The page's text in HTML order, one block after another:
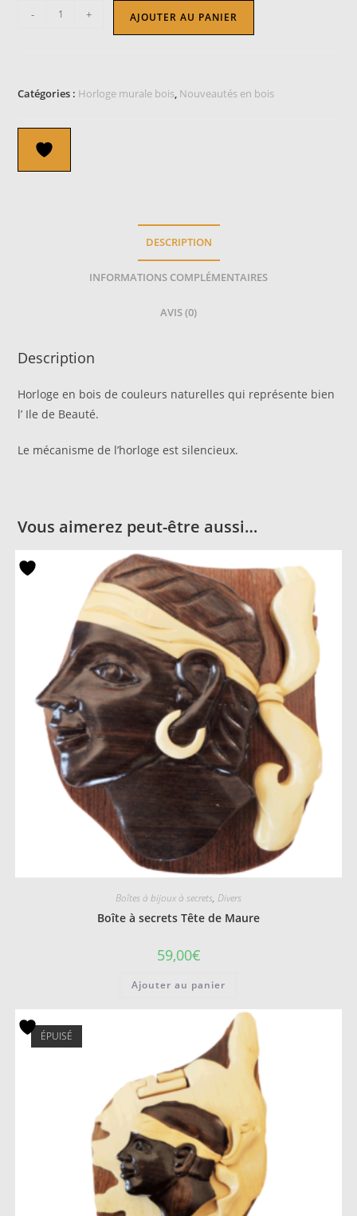
quantité
- + AJOUTER AU PANIER
Catégories : Horloge murale bois, Nouveautés en bois
DESCRIPTION
INFORMATIONS COMPLÉMENTAIRES
AVIS (0)
Description
Horloge en bois de couleurs naturelles qui représente bien
l’ Ile de Beauté.
Le mécanisme de l’horloge est silencieux.
Vous aimerez peut-être aussi…
Boîtes à bijoux à secrets, Divers
Boîte à secrets Tête de Maure
59,00€
Ajouter au panier
ÉPUISÉ